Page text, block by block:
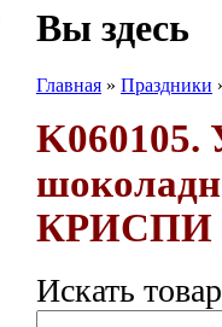
Вы здесь
Главная » Праздники
K060105.
КРИСПИ
Искать